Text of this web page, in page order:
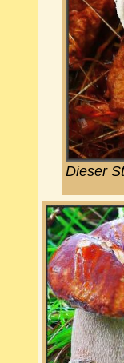
Dieser